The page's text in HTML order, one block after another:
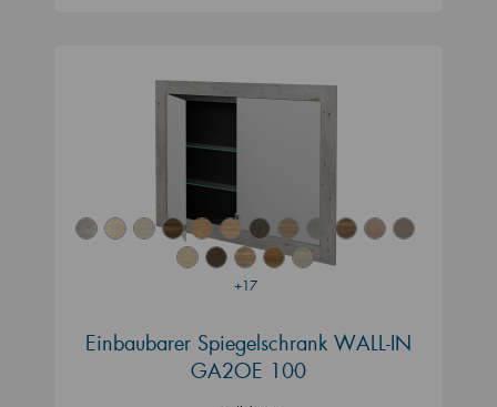
+17
Einbaubarer Spiegelschrank WALL-IN
GA2OE 100